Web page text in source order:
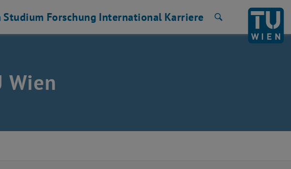
Studium Forschung International Karriere
Wien